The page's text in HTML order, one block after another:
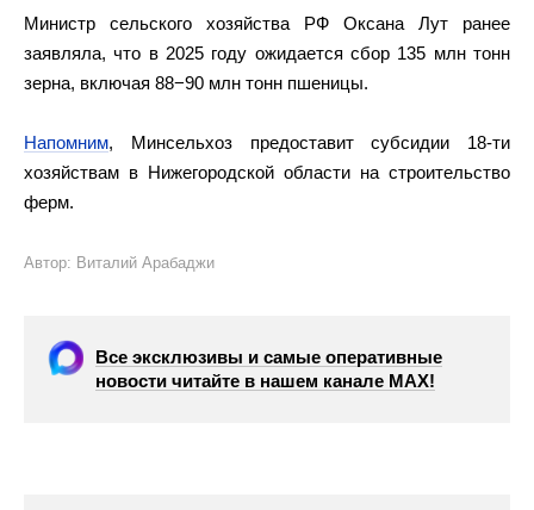
Министр сельского хозяйства РФ Оксана Лут ранее
заявляла, что в 2025 году ожидается сбор 135 млн тонн
зерна, включая 88−90 млн тонн пшеницы.
Напомним, Минсельхоз предоставит субсидии 18-ти
хозяйствам в Нижегородской области на строительство
ферм.
Автор: Виталий Арабаджи
Все эксклюзивы и самые оперативные
новости читайте в нашем канале МАХ!